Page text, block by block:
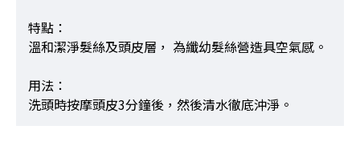
特點：
溫和潔淨髮絲及頭皮層， 為纖幼髮絲營造具空氣感。
用法：
洗頭時按摩頭皮3分鐘後，然後清水徹底沖淨。